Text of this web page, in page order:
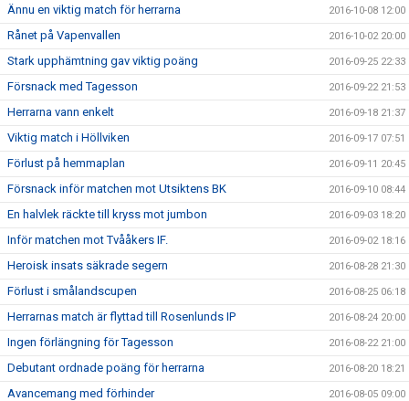
Ännu en viktig match för herrarna 2016-10-08 12:00
Rånet på Vapenvallen 2016-10-02 20:00
Stark upphämtning gav viktig poäng 2016-09-25 22:33
Försnack med Tagesson 2016-09-22 21:53
Herrarna vann enkelt 2016-09-18 21:37
Viktig match i Höllviken 2016-09-17 07:51
Förlust på hemmaplan 2016-09-11 20:45
Försnack inför matchen mot Utsiktens BK 2016-09-10 08:44
En halvlek räckte till kryss mot jumbon 2016-09-03 18:20
Inför matchen mot Tvååkers IF. 2016-09-02 18:16
Heroisk insats säkrade segern 2016-08-28 21:30
Förlust i smålandscupen 2016-08-25 06:18
Herrarnas match är flyttad till Rosenlunds IP 2016-08-24 20:00
Ingen förlängning för Tagesson 2016-08-22 21:00
Debutant ordnade poäng för herrarna 2016-08-20 18:21
Avancemang med förhinder 2016-08-05 09:00